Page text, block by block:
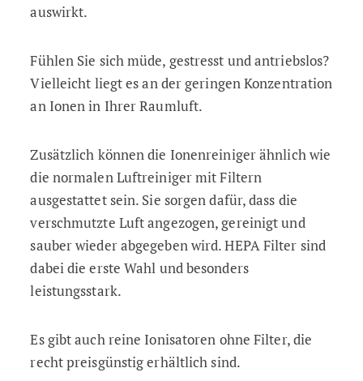
auswirkt.
Fühlen Sie sich müde, gestresst und antriebslos?
Vielleicht liegt es an der geringen Konzentration
an Ionen in Ihrer Raumluft.
Zusätzlich können die Ionenreiniger ähnlich wie
die normalen Luftreiniger mit Filtern
ausgestattet sein. Sie sorgen dafür, dass die
verschmutzte Luft angezogen, gereinigt und
sauber wieder abgegeben wird. HEPA Filter sind
dabei die erste Wahl und besonders
leistungsstark.
Es gibt auch reine Ionisatoren ohne Filter, die
recht preisgünstig erhältlich sind.